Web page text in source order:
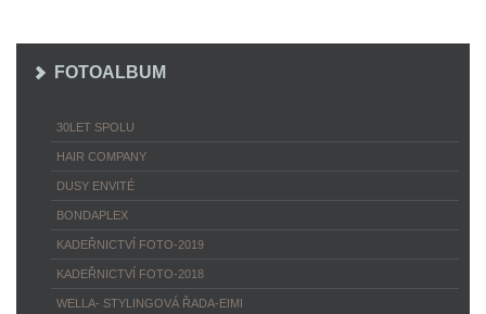
FOTOALBUM
30LET SPOLU
HAIR COMPANY
DUSY ENVITÉ
BONDAPLEX
KADEŘNICTVÍ FOTO-2019
KADEŘNICTVÍ FOTO-2018
WELLA- STYLINGOVÁ ŘADA-EIMI